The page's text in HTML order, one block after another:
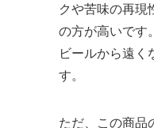
クや苦味の再現
の方が高いです
ビールから遠く
す。
ただ、この商品